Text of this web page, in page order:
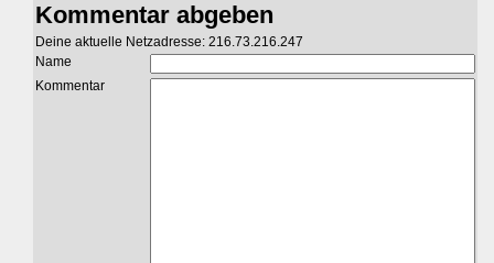
Kommentar abgeben
Deine aktuelle Netzadresse: 216.73.216.247
Name
Kommentar